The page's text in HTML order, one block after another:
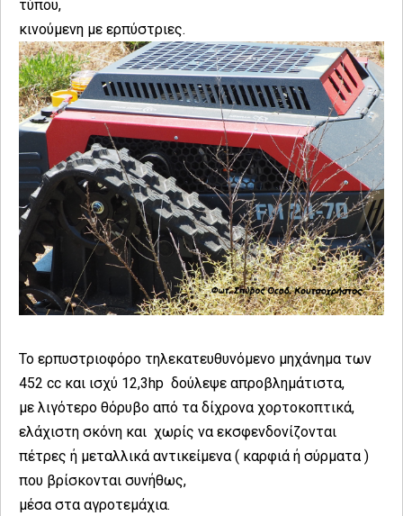
τύπου,
κινούμενη με ερπύστριες.
Το ερπυστριοφόρο τηλεκατευθυνόμενο μηχάνημα των
452 cc και ισχύ 12,3hp δούλεψε απροβλημάτιστα,
με λιγότερο θόρυβο από τα δίχρονα χορτοκοπτικά,
ελάχιστη σκόνη και χωρίς να εκσφενδονίζονται
πέτρες ή μεταλλικά αντικείμενα ( καρφιά ή σύρματα )
που βρίσκονται συνήθως,
μέσα στα αγροτεμάχια.